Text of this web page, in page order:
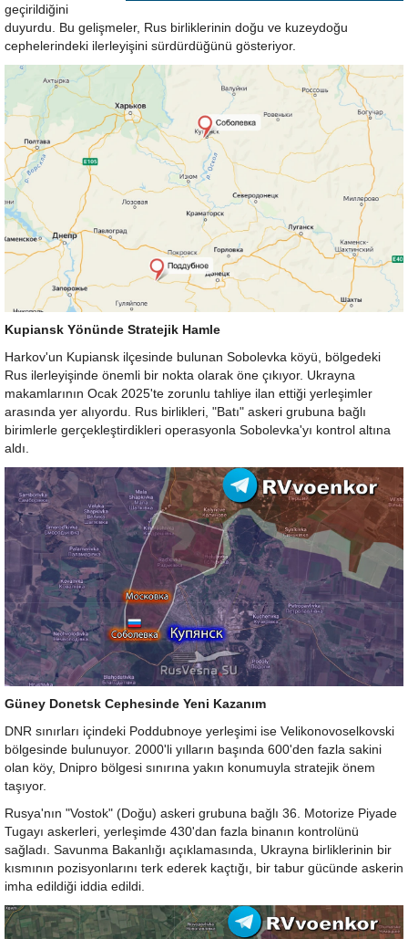
geçirildiğini
duyurdu. Bu gelişmeler, Rus birliklerinin doğu ve kuzeydoğu
cephelerindeki ilerleyişini sürdürdüğünü gösteriyor.
Kupiansk Yönünde Stratejik Hamle
Harkov'un Kupiansk ilçesinde bulunan Sobolevka köyü, bölgedeki
Rus ilerleyişinde önemli bir nokta olarak öne çıkıyor. Ukrayna
makamlarının Ocak 2025'te zorunlu tahliye ilan ettiği yerleşimler
arasında yer alıyordu. Rus birlikleri, "Batı" askeri grubuna bağlı
birimlerle gerçekleştirdikleri operasyonla Sobolevka'yı kontrol altına
aldı.
Güney Donetsk Cephesinde Yeni Kazanım
DNR sınırları içindeki Poddubnoye yerleşimi ise Velikonovoselkovski
bölgesinde bulunuyor. 2000'li yılların başında 600'den fazla sakini
olan köy, Dnipro bölgesi sınırına yakın konumuyla stratejik önem
taşıyor.
Rusya'nın "Vostok" (Doğu) askeri grubuna bağlı 36. Motorize Piyade
Tugayı askerleri, yerleşimde 430'dan fazla binanın kontrolünü
sağladı. Savunma Bakanlığı açıklamasında, Ukrayna birliklerinin bir
kısmının pozisyonlarını terk ederek kaçtığı, bir tabur gücünde askerin
imha edildiği iddia edildi.